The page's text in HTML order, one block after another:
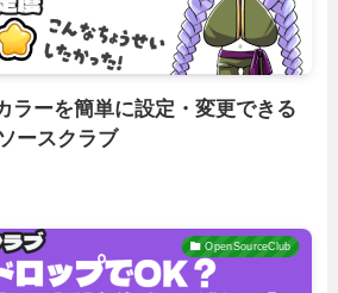
ラーを簡単に設定・変更できる
ースクラブ
OpenSourceClub